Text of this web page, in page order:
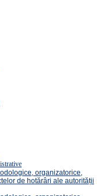
organizatorice,
de hotărâri ale autorității